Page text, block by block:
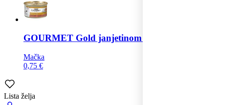
GOURMET Gold janjetinom i pačetinom, pašteta, 85g
Mačka
0,75 €
Lista želja